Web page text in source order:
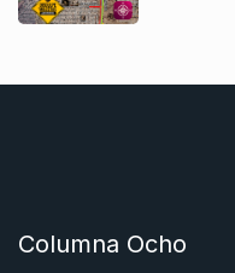
Columna Ocho